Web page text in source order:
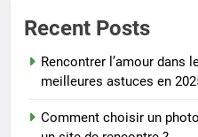
Recent Posts
Rencontrer l’amour dans
meilleures astuces en
Comment choisir un